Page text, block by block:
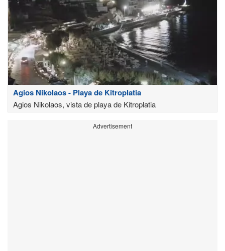
Agios Nikolaos - Playa de Kitroplatia
Agios Nikolaos, vista de playa de Kitroplatia
Advertisement